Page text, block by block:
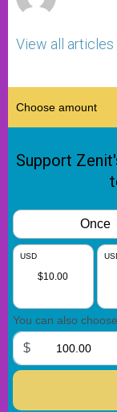
View all articles